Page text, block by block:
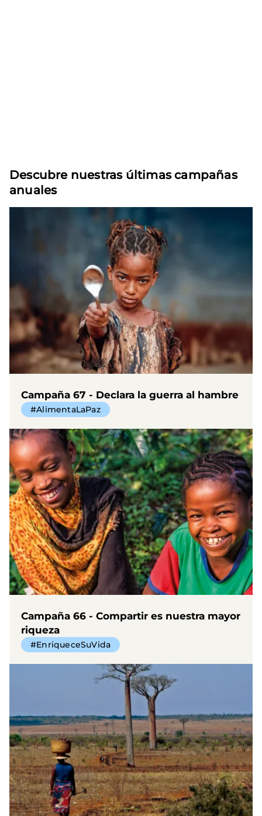
Descubre nuestras últimas campañas
anuales
Campaña 67 - Declara la guerra al hambre
#AlimentaLaPaz
Campaña 66 - Compartir es nuestra mayor
riqueza
#EnriqueceSuVida